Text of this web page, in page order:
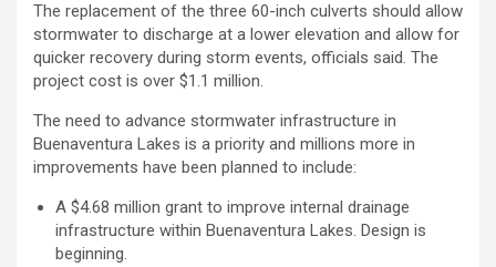
The replacement of the three 60-inch culverts should allow
stormwater to discharge at a lower elevation and allow for
quicker recovery during storm events, officials said. The
project cost is over $1.1 million.
The need to advance stormwater infrastructure in
Buenaventura Lakes is a priority and millions more in
improvements have been planned to include:
A $4.68 million grant to improve internal drainage
infrastructure within Buenaventura Lakes. Design is
beginning.